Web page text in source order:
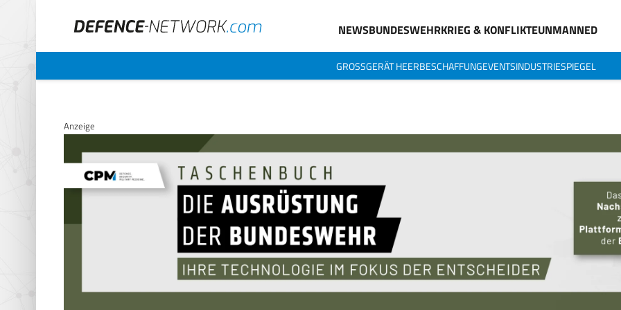
NEWSBUNDESWEHRKRIEG & KONFLIKTEUNMANNED
GROSSGERÄT HEERBESCHAFFUNGEVENTSINDUSTRIESPIEGEL
Anzeige